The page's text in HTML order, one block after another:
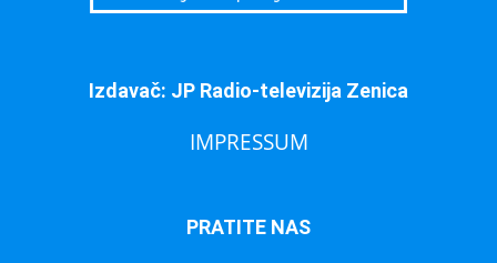
Izdavač: JP Radio-televizija Zenica
IMPRESSUM
PRATITE NAS